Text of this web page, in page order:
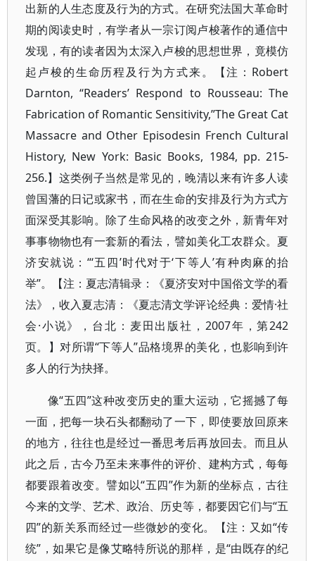
出新的人生态度及行为的方式。在研究法国大革命时
期的阅读史时，有学者从一宗订阅卢梭著作的通信中
发现，有的读者因为太深入卢梭的思想世界，竟模仿
起卢梭的生命历程及行为方式来。【注：Robert
Darnton, “Readers’ Respond to Rousseau: The
Fabrication of Romantic Sensitivity,”The Great Cat
Massacre and Other Episodesin French Cultural
History, New York: Basic Books, 1984, pp. 215-
256.】这类例子当然是常见的，晚清以来有许多人读
曾国藩的日记或家书，而在生命的安排及行为方式方
面深受其影响。除了生命风格的改变之外，新青年对
事事物物也有一套新的看法，譬如美化工农群众。夏
济安就说：“‘五四’时代对于‘下等人’有种肉麻的抬
举”。【注：夏志清辑录：《夏济安对中国俗文学的看
法》，收入夏志清：《夏志清文学评论经典：爱情·社
会·小说》，台北：麦田出版社，2007年，第242
页。】对所谓“下等人”品格境界的美化，也影响到许
多人的行为抉择。
像“五四”这种改变历史的重大运动，它摇撼了每
一面，把每一块石头都翻动了一下，即使要放回原来
的地方，往往也是经过一番思考后再放回去。而且从
此之后，古今乃至未来事件的评价、建构方式，每每
都要跟着改变。譬如以“五四”作为新的坐标点，古往
今来的文学、艺术、政治、历史等，都要因它们与“五
四”的新关系而经过一些微妙的变化。【注：又如“传
统”，如果它是像艾略特所说的那样，是“由既存的纪